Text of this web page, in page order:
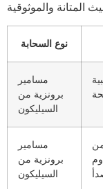
نوع السحابة
مسامير
برونزية من
السيليكون
مسامير
برونزية من
السيليكون